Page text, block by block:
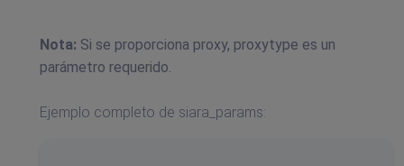
Nota: Si se proporciona proxy, proxytype es un
parámetro requerido.
Ejemplo completo de siara_params: